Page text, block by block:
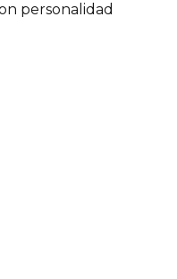
personalidad